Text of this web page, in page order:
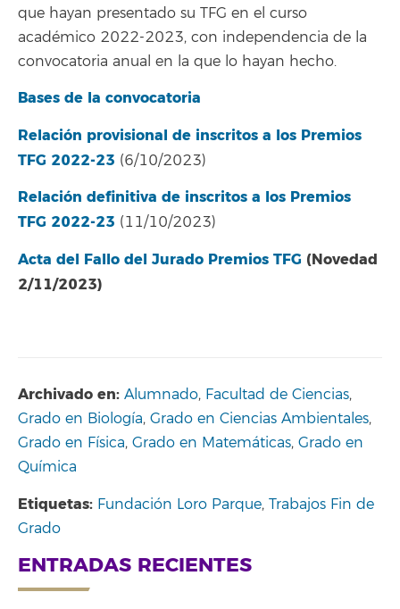
que hayan presentado su TFG en el curso
académico 2022-2023, con independencia de la
convocatoria anual en la que lo hayan hecho.
Bases de la convocatoria
Relación provisional de inscritos a los Premios
TFG 2022-23 (6/10/2023)
Relación definitiva de inscritos a los Premios
TFG 2022-23 (11/10/2023)
Acta del Fallo del Jurado Premios TFG (Novedad
2/11/2023)
Archivado en: Alumnado, Facultad de Ciencias,
Grado en Biología, Grado en Ciencias Ambientales,
Grado en Física, Grado en Matemáticas, Grado en
Química
Etiquetas: Fundación Loro Parque, Trabajos Fin de
Grado
ENTRADAS RECIENTES